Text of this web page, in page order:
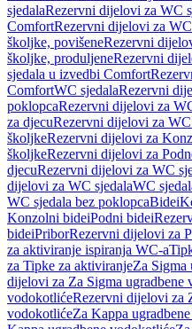
sjedalaRezervni dijelovi za WC
ComfortRezervni dijelovi za
školjke, povišeneRezervni
školjke, produljeneRezervni
sjedala u izvedbi Comfort
ComfortWC sjedalaRezervni
poklopcaRezervni dijelovi za
za djecuRezervni dijelovi za
školjkeRezervni dijelovi za
školjkeRezervni dijelovi za
djecuRezervni dijelovi za WC
dijelovi za WC sjedalaWC
WC sjedala bez poklopcaBidei
Konzolni bideiPodni bidei
bideiPriborRezervni dijelovi za
za aktiviranje ispiranja WC-a
za Tipke za aktiviranjeZa Sigma
dijelovi za Za Sigma ugradbene
vodokotlićeRezervni dijelovi za
vodokotlićeZa Kappa